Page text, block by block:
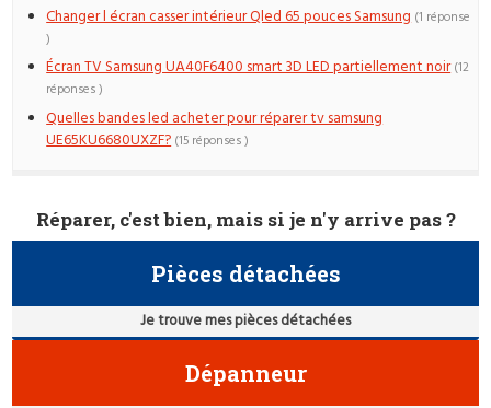
Changer l écran casser intérieur Qled 65 pouces Samsung (1 réponse
)
Écran TV Samsung UA40F6400 smart 3D LED partiellement noir (12
réponses )
Quelles bandes led acheter pour réparer tv samsung
UE65KU6680UXZF? (15 réponses )
Réparer, c'est bien, mais si je n'y arrive pas ?
Pièces détachées
Je trouve mes pièces détachées
Dépanneur